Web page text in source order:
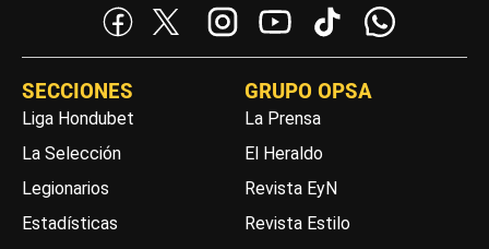
SECCIONES
Liga Hondubet
La Selección
Legionarios
Estadísticas
GRUPO OPSA
La Prensa
El Heraldo
Revista EyN
Revista Estilo